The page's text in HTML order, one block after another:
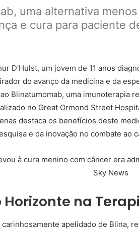
uma alternativa
e cura para paciente
D’Hulst, um jovem de 11 anos
do avanço da medicina e da
Blinatumomab, uma imunoterapia
no Great Ormond Street
destaca os benefícios deste
e da inovação no combate ao
Horizonte na
carinhosamente apelidado de Blina,